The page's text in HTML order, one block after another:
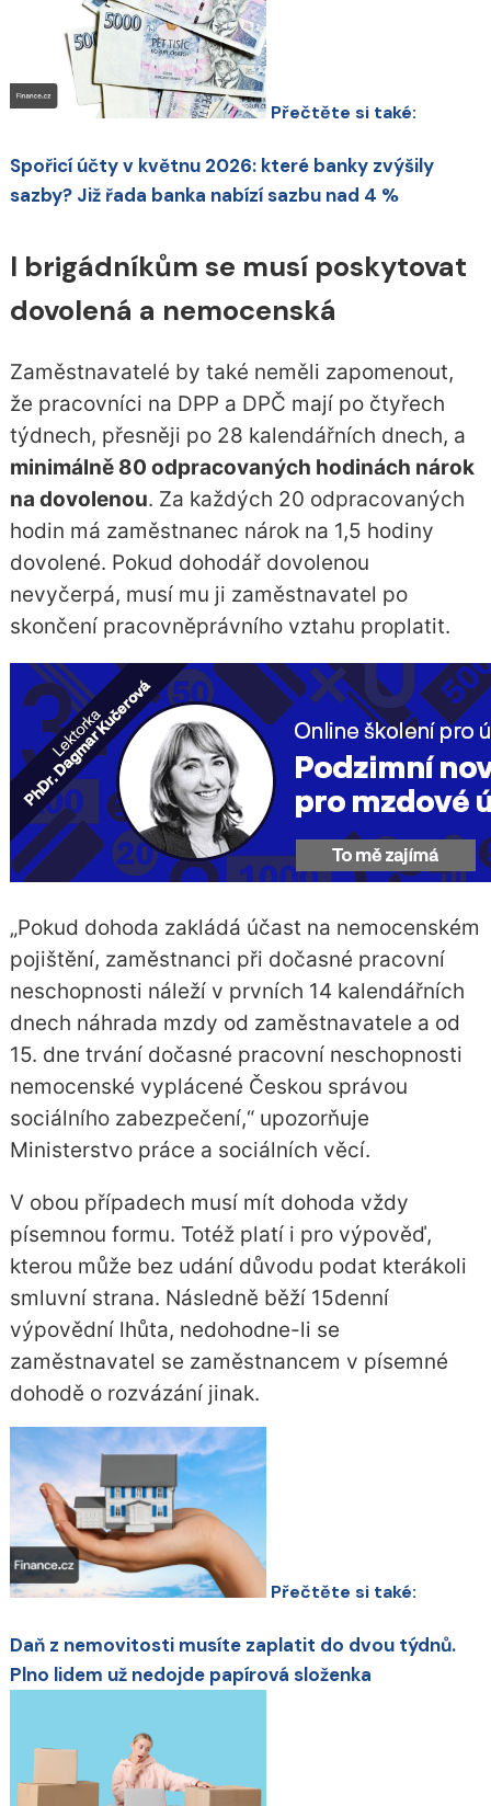
Přečtěte si také:
Spořicí účty v květnu 2026: které banky zvýšily
sazby? Již řada banka nabízí sazbu nad 4 %
I brigádníkům se musí poskytovat
dovolená a nemocenská
Zaměstnavatelé by také neměli zapomenout,
že pracovníci na DPP a DPČ mají po čtyřech
týdnech, přesněji po 28 kalendářních dnech, a
minimálně 80 odpracovaných hodinách nárok
na dovolenou. Za každých 20 odpracovaných
hodin má zaměstnanec nárok na 1,5 hodiny
dovolené. Pokud dohodář dovolenou
nevyčerpá, musí mu ji zaměstnavatel po
skončení pracovněprávního vztahu proplatit.
„Pokud dohoda zakládá účast na nemocenském
pojištění, zaměstnanci při dočasné pracovní
neschopnosti náleží v prvních 14 kalendářních
dnech náhrada mzdy od zaměstnavatele a od
15. dne trvání dočasné pracovní neschopnosti
nemocenské vyplácené Českou správou
sociálního zabezpečení,“ upozorňuje
Ministerstvo práce a sociálních věcí.
V obou případech musí mít dohoda vždy
písemnou formu. Totéž platí i pro výpověď,
kterou může bez udání důvodu podat kterákoli
smluvní strana. Následně běží 15denní
výpovědní lhůta, nedohodne-li se
zaměstnavatel se zaměstnancem v písemné
dohodě o rozvázání jinak.
Přečtěte si také:
Daň z nemovitosti musíte zaplatit do dvou týdnů.
Plno lidem už nedojde papírová složenka